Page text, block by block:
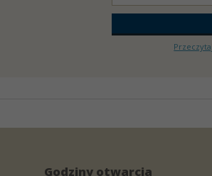
Godziny otwarcia